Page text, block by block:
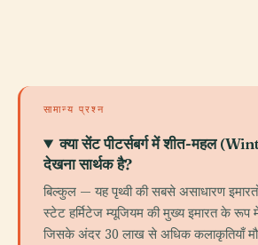
सामान्य प्रश्न
क्या सेंट पीटर्सबर्ग में शीत-महल
देखना सार्थक है?
बिल्कुल — यह पृथ्वी की सबसे असाधारण
स्टेट हर्मिटेज म्यूजियम की मुख्य इमारत के रूप
जिसके अंदर 30 लाख से अधिक कलाकृतियाँ